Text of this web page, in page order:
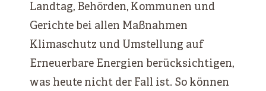
Landtag, Behörden, Kommunen und
Gerichte bei allen Maßnahmen
Klimaschutz und Umstellung auf
Erneuerbare Energien berücksichtigen,
was heute nicht der Fall ist. So können